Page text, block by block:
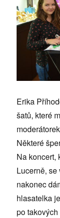
Erika
šatů, které
Některé
Na koncert,
Lucerně,
nakonec
hlasatelka
po